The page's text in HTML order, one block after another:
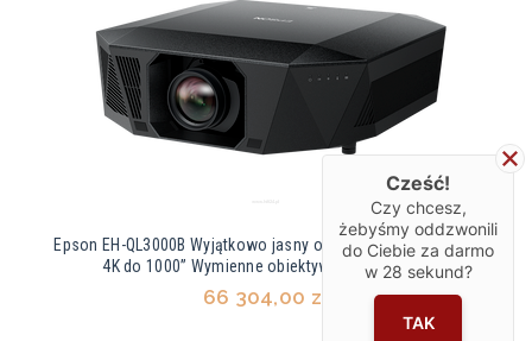
Epson EH-QL3000B Wyjątkowo jasny obraz w rozdzielczości
4K do 1000” Wymienne obiektywy (0.34-7.16:1)
66 304,00 zł
Cześć!
Czy chcesz,
żebyśmy oddzwonili
do Ciebie za darmo
w 28 sekund?
TAK